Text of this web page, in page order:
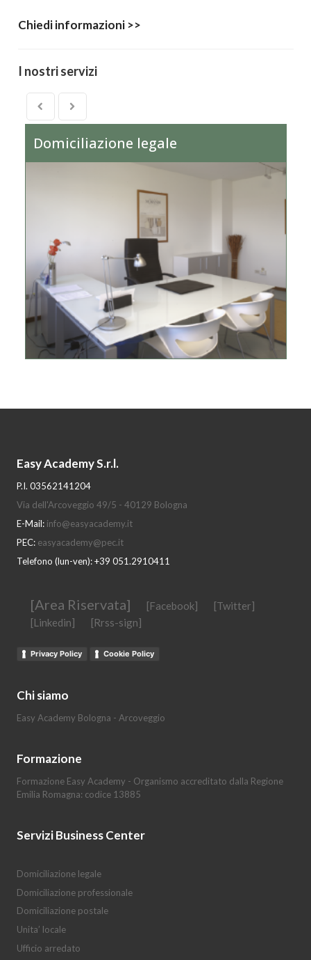
Chiedi informazioni >>
I nostri servizi
Domiciliazione legale
Easy Academy S.r.l.
P.I. 03562141204
Via dell'Arcoveggio 49/5 - 40129 Bologna
E-Mail: info@easyacademy.it
PEC: easyacademy@pec.it
Telefono (lun-ven): +39 051.2910411
[Area Riservata] [Facebook]
[Twitter]
[Linkedin]
[Rrss-sign]
Privacy Policy Cookie Policy
Chi siamo
Easy Academy Bologna - Arcoveggio
Formazione
Formazione Easy Academy - Organismo accreditato dalla Regione
Emilia Romagna: codice 13885
Servizi Business Center
Domiciliazione legale
Domiciliazione professionale
Domiciliazione postale
Unita’ locale
Ufficio arredato